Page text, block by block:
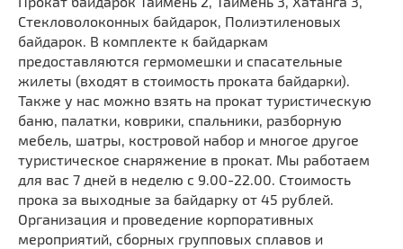
Стекловолоконных байдарок, Полиэтиленовых
байдарок. В комплекте к байдаркам
предоставляются гермомешки и спасательные
жилеты (входят в стоимость проката байдарки).
Также у нас можно взять на прокат туристическую
баню, палатки, коврики, спальники, разборную
мебель, шатры, костровой набор и многое другое
туристическое снаряжение в прокат. Мы работаем
для вас 7 дней в неделю с 9.00-22.00. Стоимость
прока за выходные за байдарку от 45 рублей.
Организация и проведение корпоративных
мероприятий, сборных групповых сплавов и